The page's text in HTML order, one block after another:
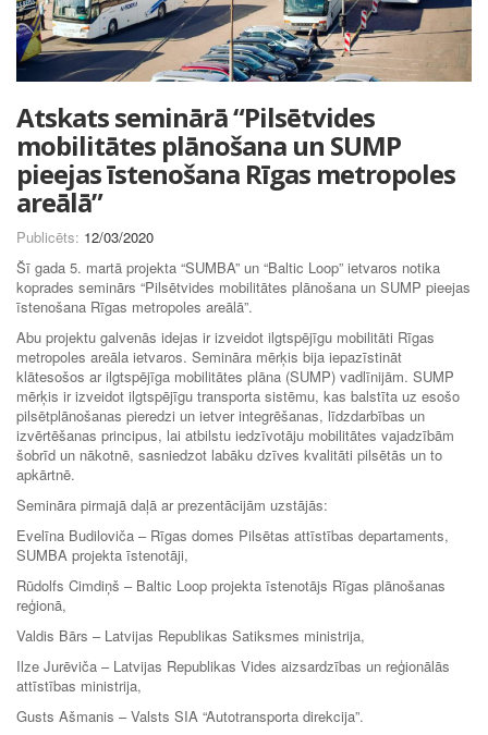
Atskats seminārā “Pilsētvides
mobilitātes plānošana un SUMP
pieejas īstenošana Rīgas metropoles
areālā”
Publicēts: 12/03/2020
Šī gada 5. martā projekta “SUMBA” un “Baltic Loop” ietvaros notika
koprades seminārs “Pilsētvides mobilitātes plānošana un SUMP pieejas
īstenošana Rīgas metropoles areālā”.
Abu projektu galvenās idejas ir izveidot ilgtspējīgu mobilitāti Rīgas
metropoles areāla ietvaros. Semināra mērķis bija iepazīstināt
klātesošos ar ilgtspējīga mobilitātes plāna (SUMP) vadlīnijām. SUMP
mērķis ir izveidot ilgtspējīgu transporta sistēmu, kas balstīta uz esošo
pilsētplānošanas pieredzi un ietver integrēšanas, līdzdarbības un
izvērtēšanas principus, lai atbilstu iedzīvotāju mobilitātes vajadzībām
šobrīd un nākotnē, sasniedzot labāku dzīves kvalitāti pilsētās un to
apkārtnē.
Semināra pirmajā daļā ar prezentācijām uzstājās:
Evelīna Budiloviča – Rīgas domes Pilsētas attīstības departaments,
SUMBA projekta īstenotāji,
Rūdolfs Cimdiņš – Baltic Loop projekta īstenotājs Rīgas plānošanas
reģionā,
Valdis Bārs – Latvijas Republikas Satiksmes ministrija,
Ilze Jurēviča – Latvijas Republikas Vides aizsardzības un reģionālās
attīstības ministrija,
Gusts Ašmanis – Valsts SIA “Autotransporta direkcija”.